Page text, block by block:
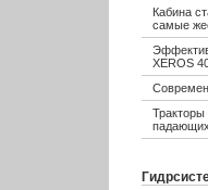
Кабина
самые
XEROS